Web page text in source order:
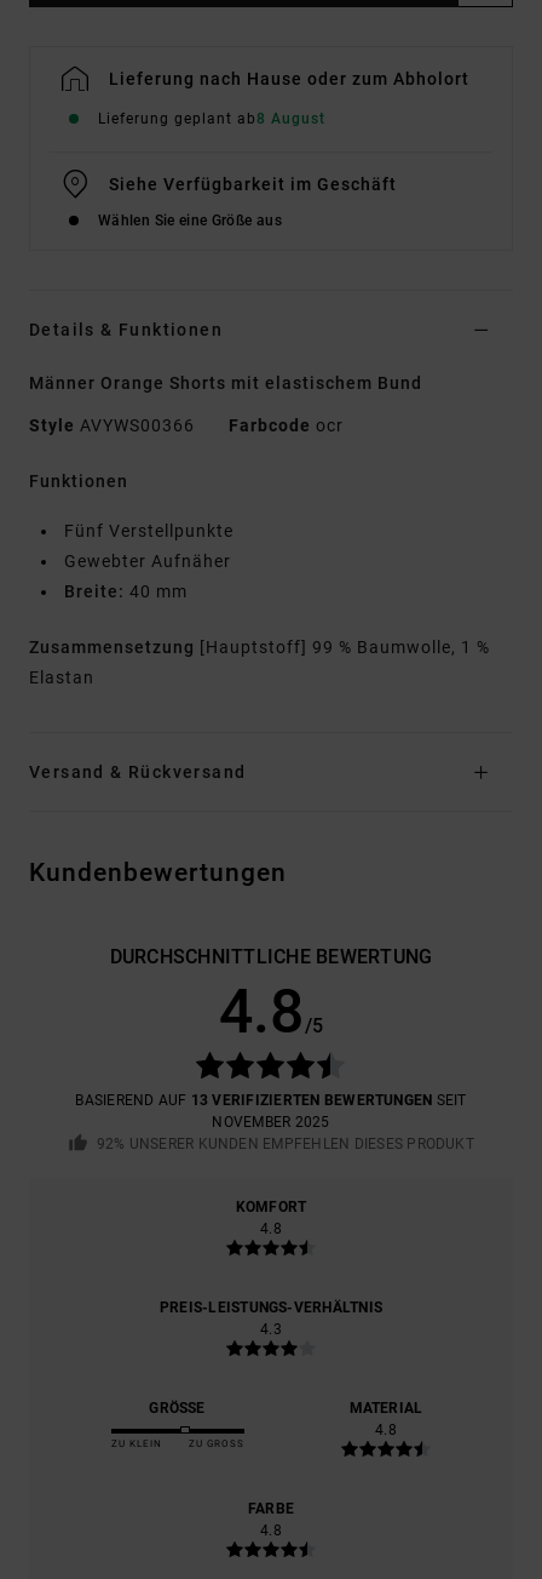
Lieferung nach Hause oder zum Abholort
Lieferung geplant ab8 August
Siehe Verfügbarkeit im Geschäft
Wählen Sie eine Größe aus
Details & Funktionen
Männer Orange Shorts mit elastischem Bund
Style AVYWS00366 Farbcode ocr
Funktionen
Fünf Verstellpunkte
Gewebter Aufnäher
Breite: 40 mm
Zusammensetzung [Hauptstoff] 99 % Baumwolle, 1 %
Elastan
Versand & Rückversand
Kundenbewertungen
DURCHSCHNITTLICHE BEWERTUNG
4.8/5
BASIEREND AUF 13 VERIFIZIERTEN BEWERTUNGEN SEIT
NOVEMBER 2025
92% UNSERER KUNDEN EMPFEHLEN DIESES PRODUKT
KOMFORT
4.8
PREIS-LEISTUNGS-VERHÄLTNIS
4.3
GRÖSSE
ZU KLEIN ZU GROSS
MATERIAL
4.8
FARBE
4.8